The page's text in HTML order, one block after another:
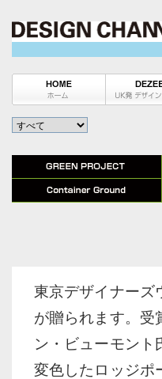
東京デザイナーズ
が贈られます。受
ン・ビューモント
変色したロッジポ